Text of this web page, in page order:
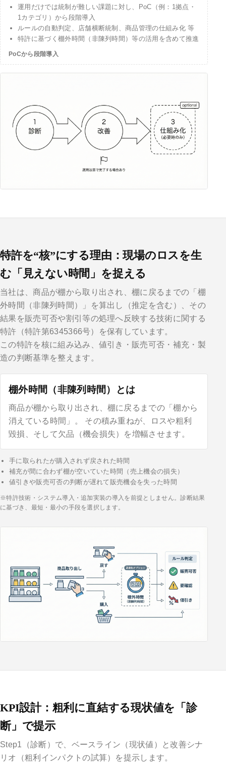
運用だけでは統制が難しい課題に対し、PoC（例：1拠点・
1カテゴリ）から段階導入
ルールの自動判定、店舗横断統制、商品管理の仕組み化 等
特許に基づく棚外時間（非陳列時間）等の活用を含めて推進
PoCから段階導入
特許を“核”にする理由：現場のロスを生
む「見えない時間」を捉える
当社は、商品が棚から取り出され、棚に戻るまでの「棚
外時間（非陳列時間）」を算出し（推定を含む）、その
結果を販売可否や割引等の処理へ反映する技術に関する
特許（特許第6345366号）を保有しています。
この特許を核に組み込み、値引き・販売可否・補充・製
造の判断基準を整えます。
棚外時間（非陳列時間）とは
商品が棚から取り出され、棚に戻るまでの「棚から
消えている時間」。 その積み重ねが、ロスや粗利
毀損、そして欠品（機会損失）を増幅させます。
手に取られたが購入されず戻された時間
補充が間に合わず棚が空いていた時間（売上機会の損失）
値引きや販売可否の判断が遅れて販売機会を失った時間
※特許技術・システム導入・追加実装の導入を前提としません。診断結果
に基づき、最短・最小の手段を選択します。
KPI設計：粗利に直結する現状値を「診
断」で提示
Step1（診断）で、ベースライン（現状値）と改善シナ
リオ（粗利インパクトの試算）を提示します。